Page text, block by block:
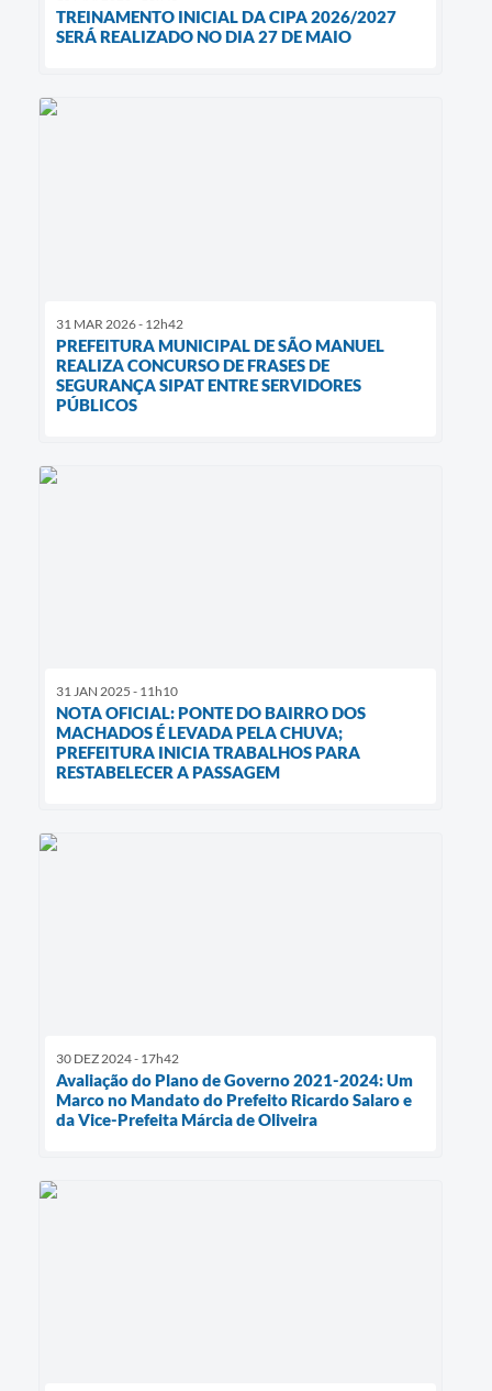
TREINAMENTO INICIAL DA CIPA 2026/2027
SERÁ REALIZADO NO DIA 27 DE MAIO
31 MAR 2026 - 12h42
PREFEITURA MUNICIPAL DE SÃO MANUEL
REALIZA CONCURSO DE FRASES DE
SEGURANÇA SIPAT ENTRE SERVIDORES
PÚBLICOS
31 JAN 2025 - 11h10
NOTA OFICIAL: PONTE DO BAIRRO DOS
MACHADOS É LEVADA PELA CHUVA;
PREFEITURA INICIA TRABALHOS PARA
RESTABELECER A PASSAGEM
30 DEZ 2024 - 17h42
Avaliação do Plano de Governo 2021-2024: Um
Marco no Mandato do Prefeito Ricardo Salaro e
da Vice-Prefeita Márcia de Oliveira